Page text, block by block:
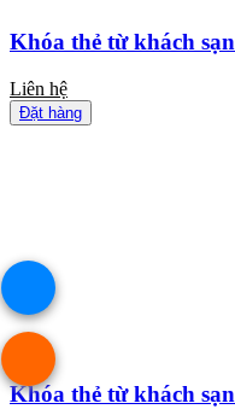
Khóa thẻ từ khách
Liên hệ
Đặt hàng
Khóa thẻ từ khách